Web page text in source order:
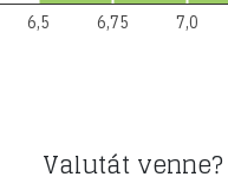
6,5 6,75 7,0
Valutát venne?